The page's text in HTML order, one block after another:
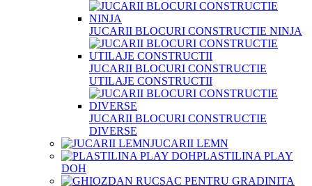
JUCARII BLOCURI CONSTRUCTIE NINJA
JUCARII BLOCURI CONSTRUCTIE
UTILAJE CONSTRUCTII
JUCARII BLOCURI CONSTRUCTIE
DIVERSE
JUCARII LEMN
PLASTILINA PLAY
DOH